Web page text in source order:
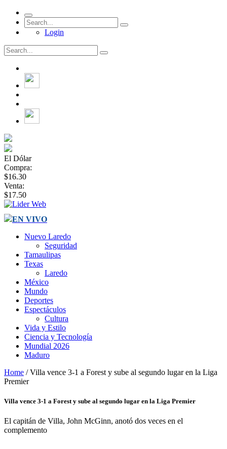
Login
El Dólar
Compra:
$16.30
Venta:
$17.50
EN VIVO
Nuevo Laredo
Seguridad
Tamaulipas
Texas
Laredo
México
Mundo
Deportes
Espectáculos
Cultura
Vida y Estilo
Ciencia y Tecnología
Mundial 2026
Maduro
Home / Villa vence 3-1 a Forest y sube al segundo lugar en la Liga
Premier
Villa vence 3-1 a Forest y sube al segundo lugar en la Liga Premier
El capitán de Villa, John McGinn, anotó dos veces en el
complemento